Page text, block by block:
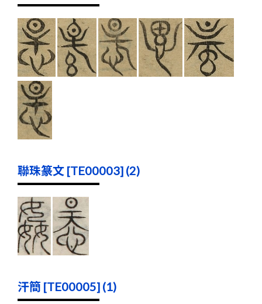
聯珠篆文 [TE00003] (2)
汗簡 [TE00005] (1)